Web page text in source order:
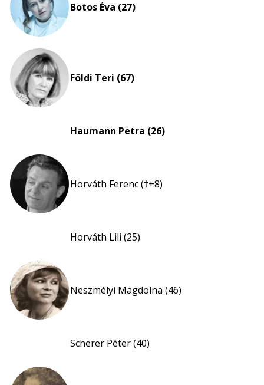
Botos Éva (27)
Földi Teri (67)
Haumann Petra (26)
Horváth Ferenc (†+8)
Horváth Lili (25)
Neszmélyi Magdolna (46)
Scherer Péter (40)